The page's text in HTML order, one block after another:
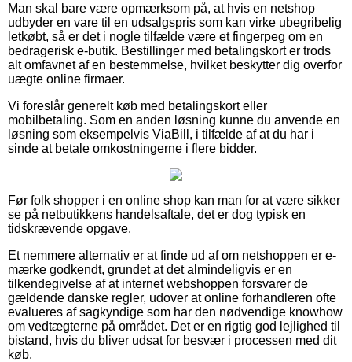
Man skal bare være opmærksom på, at hvis en netshop
udbyder en vare til en udsalgspris som kan virke ubegribelig
letkøbt, så er det i nogle tilfælde være et fingerpeg om en
bedragerisk e-butik. Bestillinger med betalingskort er trods
alt omfavnet af en bestemmelse, hvilket beskytter dig overfor
uægte online firmaer.
Vi foreslår generelt køb med betalingskort eller
mobilbetaling. Som en anden løsning kunne du anvende en
løsning som eksempelvis ViaBill, i tilfælde af at du har i
sinde at betale omkostningerne i flere bidder.
Før folk shopper i en online shop kan man for at være sikker
se på netbutikkens handelsaftale, det er dog typisk en
tidskrævende opgave.
Et nemmere alternativ er at finde ud af om netshoppen er e-
mærke godkendt, grundet at det almindeligvis er en
tilkendegivelse af at internet webshoppen forsvarer de
gældende danske regler, udover at online forhandleren ofte
evalueres af sagkyndige som har den nødvendige knowhow
om vedtægterne på området. Det er en rigtig god lejlighed til
bistand, hvis du bliver udsat for besvær i processen med dit
køb.